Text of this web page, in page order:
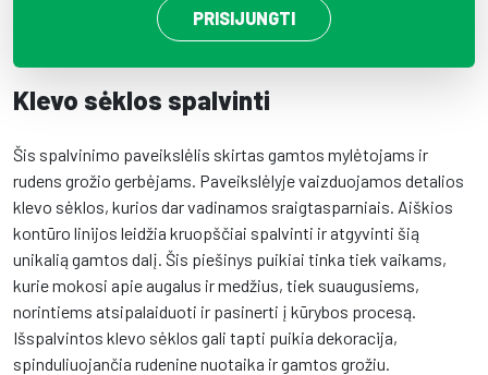
PRISIJUNGTI
Klevo sėklos spalvinti
Šis spalvinimo paveikslėlis skirtas gamtos mylėtojams ir
rudens grožio gerbėjams. Paveikslėlyje vaizduojamos detalios
klevo sėklos, kurios dar vadinamos sraigtasparniais. Aiškios
kontūro linijos leidžia kruopščiai spalvinti ir atgyvinti šią
unikalią gamtos dalį. Šis piešinys puikiai tinka tiek vaikams,
kurie mokosi apie augalus ir medžius, tiek suaugusiems,
norintiems atsipalaiduoti ir pasinerti į kūrybos procesą.
Išspalvintos klevo sėklos gali tapti puikia dekoracija,
spinduliuojančia rudenine nuotaika ir gamtos grožiu.